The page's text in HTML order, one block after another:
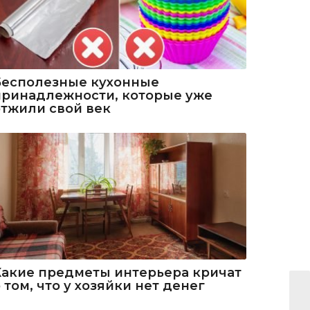
кухонные
которые уже
свой век
предметы интерьера кричат
том, что у хозяйки нет денег